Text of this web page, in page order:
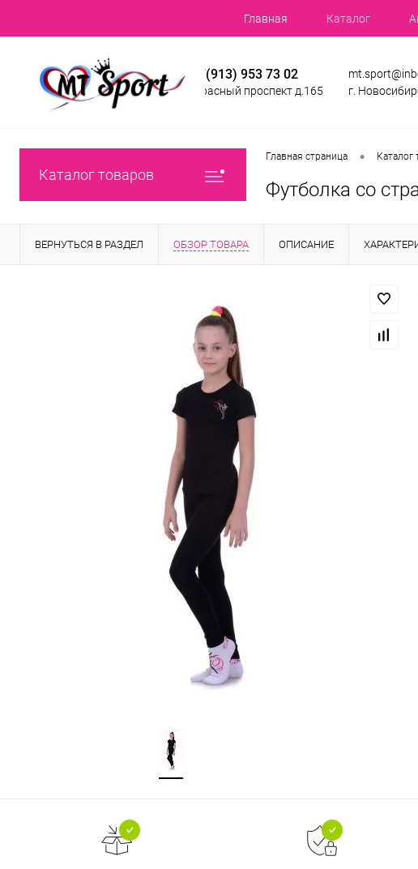
Главная Каталог
+7(913) 953 73 02
Красный проспект д.165
г.
Каталог товаров
Главная страница • Каталог
Футболка со
ВЕРНУТЬСЯ В РАЗДЕЛ ОБЗОР ТОВАРА ОПИСАНИЕ